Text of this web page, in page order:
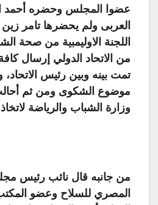
عضوا المجلس وحضره أحمد
العربى ولم يحضرها تامر
اللجنة الاوليمبية من صحة
من الاتحاد الدولي إرسال
تمت بينه وبين رئيس الاتحاد،
موضوع الشكوى ومن ثم
وزارة الشباب والرياضة
من جانبه قال نائب رئيس
المصري للسلاح وعضو المكتب